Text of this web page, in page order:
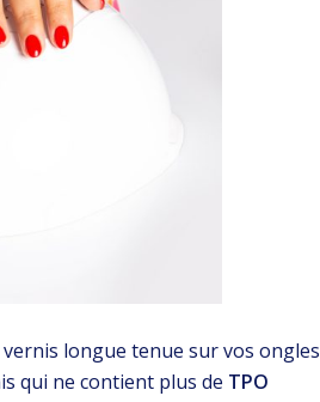
longue tenue sur vos ongles
qui ne contient plus de TPO